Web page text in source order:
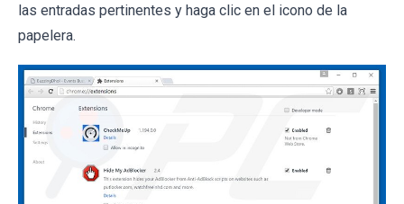
las entradas pertinentes y haga clic en el icono de la
papelera.